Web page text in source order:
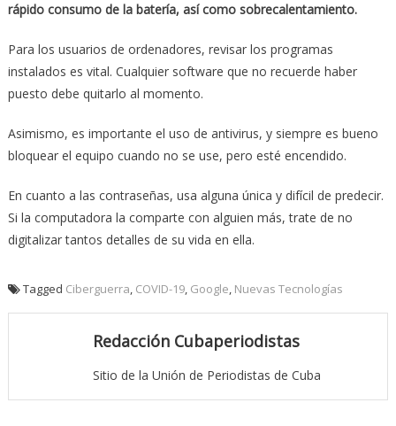
rápido consumo de la batería, así como sobrecalentamiento.
Para los usuarios de ordenadores, revisar los programas
instalados es vital. Cualquier software que no recuerde haber
puesto debe quitarlo al momento.
Asimismo, es importante el uso de antivirus, y siempre es bueno
bloquear el equipo cuando no se use, pero esté encendido.
En cuanto a las contraseñas, usa alguna única y difícil de predecir.
Si la computadora la comparte con alguien más, trate de no
digitalizar tantos detalles de su vida en ella.
Tagged Ciberguerra COVID-19, Google Nuevas Tecnologías
Redacción Cubaperiodistas
Sitio de la Unión de Periodistas de Cuba